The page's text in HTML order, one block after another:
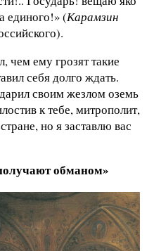
единого!» (Карамзин
чем ему грозят такие
себя долго ждать.
своим жезлом оземь
к тебе, митрополит,
но я заставлю вас
обманом»